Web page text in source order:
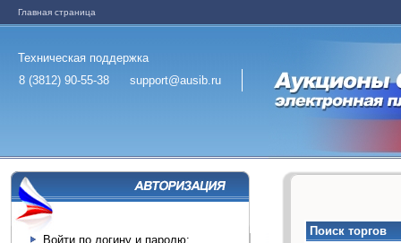
Главная страница
Техническая поддержка
8 (3812) 90-55-38
support@ausib.ru
Войти по логину и паролю:
Поиск торгов